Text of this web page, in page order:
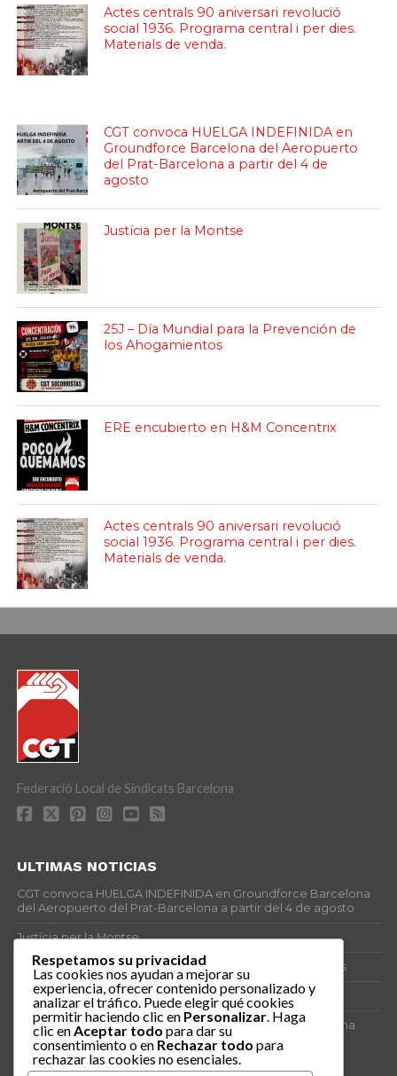
Actes centrals 90 aniversari revolució
social 1936. Programa central i per dies.
Materials de venda.
CGT convoca HUELGA INDEFINIDA en
Groundforce Barcelona del Aeropuerto
del Prat-Barcelona a partir del 4 de
agosto
Justícia per la Montse
25J – Día Mundial para la Prevención de
los Ahogamientos
ERE encubierto en H&M Concentrix
Actes centrals 90 aniversari revolució
social 1936. Programa central i per dies.
Materials de venda.
Federació Local de Sindicats Barcelona
ULTIMAS NOTICIAS
CGT convoca HUELGA INDEFINIDA en Groundforce Barcelona
del Aeropuerto del Prat-Barcelona a partir del 4 de agosto
Justícia per la Montse
25J – Día Mundial para la Prevención de los Ahogamientos
ERE encubierto en H&M Concentrix
Actes centrals 90 aniversari revolució social 1936. Programa
central i per dies. Materials de venda.
Respetamos su privacidad
Las cookies nos ayudan a mejorar su
experiencia, ofrecer contenido personalizado y
analizar el tráfico. Puede elegir qué cookies
permitir haciendo clic en Personalizar . Haga
clic en Aceptar todo para dar su
consentimiento o en Rechazar todo para
rechazar las cookies no esenciales.